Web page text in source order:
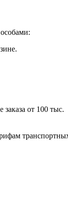
от 100 тыс.